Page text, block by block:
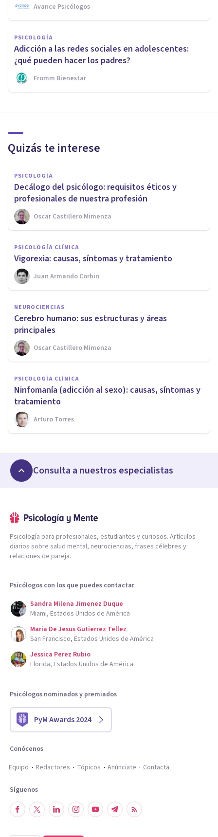
Avance Psicólogos
PSICOLOGÍA
Adicción a las redes sociales en adolescentes:
¿qué pueden hacer los padres?
Fromm Bienestar
Quizás te interese
PSICOLOGÍA
Decálogo del psicólogo: requisitos éticos y
profesionales de nuestra profesión
Oscar Castillero Mimenza
PSICOLOGÍA CLÍNICA
Vigorexia: causas, síntomas y tratamiento
Juan Armando Corbin
NEUROCIENCIAS
Cerebro humano: sus estructuras y áreas
principales
Oscar Castillero Mimenza
PSICOLOGÍA CLÍNICA
Ninfomanía (adicción al sexo): causas, síntomas y
tratamiento
Arturo Torres
Consulta a nuestros especialistas
Psicología para profesionales, estudiantes y curiosos. Artículos
diarios sobre salud mental, neurociencias, frases célebres y
relaciones de pareja.
Psicólogos con los que puedes contactar
Sandra Milena Jimenez Duque
Miami, Estados Unidos de América
Maria De Jesus Gutierrez Tellez
San Francisco, Estados Unidos de América
Jessica Perez Rubio
Florida, Estados Unidos de América
Psicólogos nominados y premiados
PyM Awards 2024
Conócenos
Equipo
Redactores Tópicos Anúnciate Contacta
Síguenos